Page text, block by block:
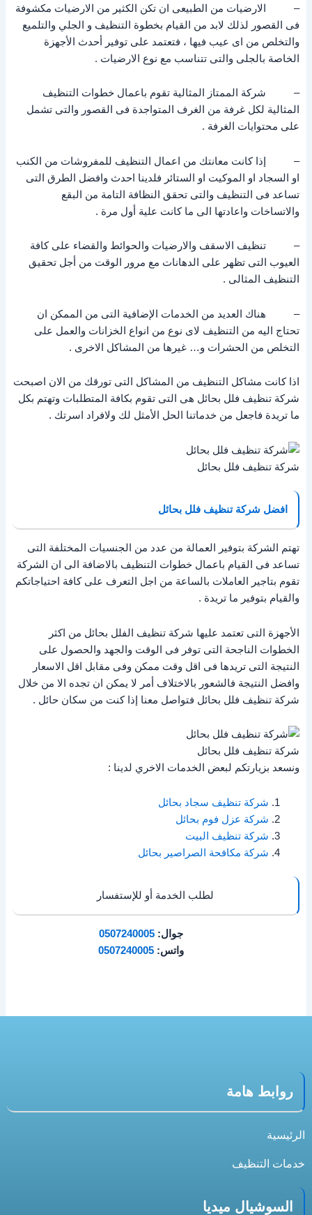
– الارضيات من الطبيعى ان تكن الكثير من الارضيات مكشوفة
فى القصور لذلك لابد من القيام بخطوة التنظيف و الجلي والتلميع
والتخلص من اى عيب فيها ، فتعتمد على توفير أحدث الأجهزة
الخاصة بالجلى والتى تتناسب مع نوع الارضيات .
– شركة الممتاز المثالية تقوم باعمال خطوات التنظيف
المثالية لكل غرفة من الغرف المتواجدة فى القصور والتى تشمل
على محتوايات الغرفة .
– إذا كانت معانتك من اعمال التنظيف للمفروشات من الكنب
او السجاد او الموكيت او الستائر فلدينا احدث وافضل الطرق التى
تساعد فى التنظيف والتى تحقق النظافة التامة من البقع
والاتساخات واعادتها الى ما كانت علية أول مرة .
– تنظيف الاسقف والارضيات والحوائط والقضاء على كافة
العيوب التى تظهر على الدهانات مع مرور الوقت من أجل تحقيق
التنظيف المثالى .
– هناك العديد من الخدمات الإضافية التى من الممكن ان
تحتاج اليه من التنظيف لاى نوع من انواع الخزانات والعمل على
التخلص من الحشرات و… غيرها من المشاكل الاخرى .
اذا كانت مشاكل التنظيف من المشاكل التى تورقك من الان اصبحت
شركة تنظيف فلل بحائل هى التى تقوم بكافة المتطلبات وتهتم بكل
ما تريدة فاجعل من خدماتنا الحل الأمثل لك ولافراد اسرتك .
شركة تنظيف فلل بحائل
افضل شركة تنظيف فلل بحائل
تهتم الشركة بتوفير العمالة من عدد من الجنسيات المختلفة التى
تساعد فى القيام باعمال خطوات التنظيف بالاضافة الى ان الشركة
تقوم بتاجير العاملات بالساعة من اجل التعرف على كافة احتياجاتكم
والقيام بتوفير ما تريدة .
الأجهزة التى تعتمد عليها شركة تنظيف الفلل بحائل من اكثر
الخطوات الناجحة التى توفر فى الوقت والجهد والحصول على
النتيجة التى تريدها فى اقل وقت ممكن وفى مقابل اقل الاسعار
وافضل النتيجة فالشعور بالاختلاف أمر لا يمكن ان تجده الا من خلال
شركة تنظيف فلل بحائل فتواصل معنا إذا كنت من سكان حائل .
شركة تنظيف فلل بحائل
ونسعد بزيارتكم لبعض الخدمات الاخري لدينا :
شركة تنظيف سجاد بحائل
شركة عزل فوم بحائل
شركة تنظيف البيت
شركة مكافحة الصراصير بحائل
لطلب الخدمة أو للإستفسار
جوال:0507240005
واتس:0507240005
روابط هامة
الرئيسية
خدمات التنظيف
السوشيال ميديا